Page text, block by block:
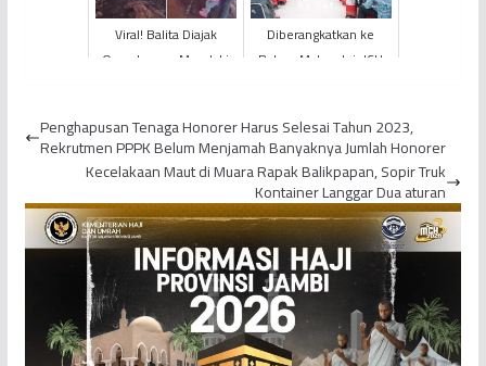
Viral! Balita Diajak
Orangtuanya Mendaki
Diberangkatkan ke
Batam Malam Ini, JCH
Jamb...
Penghapusan Tenaga Honorer Harus Selesai Tahun 2023,
Rekrutmen PPPK Belum Menjamah Banyaknya Jumlah Honorer
Kecelakaan Maut di Muara Rapak Balikpapan, Sopir Truk
Kontainer Langgar Dua aturan